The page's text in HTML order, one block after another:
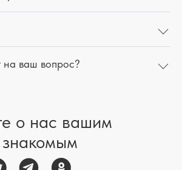
на ваш вопрос?
о нас вашим